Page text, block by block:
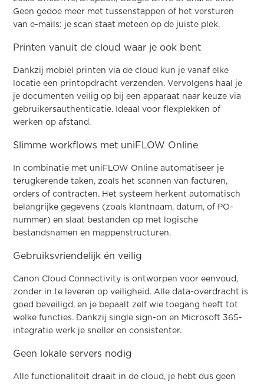
Geen gedoe meer met tussenstappen of het versturen
van e-mails: je scan staat meteen op de juiste plek.
Printen vanuit de cloud waar je ook bent
Dankzij mobiel printen via de cloud kun je vanaf elke
locatie een printopdracht verzenden. Vervolgens haal je
je documenten veilig op bij een apparaat naar keuze via
gebruikersauthenticatie. Ideaal voor flexplekken of
werken op afstand.
Slimme workflows met uniFLOW Online
In combinatie met uniFLOW Online automatiseer je
terugkerende taken, zoals het scannen van facturen,
orders of contracten. Het systeem herkent automatisch
belangrijke gegevens (zoals klantnaam, datum, of PO-
nummer) en slaat bestanden op met logische
bestandsnamen en mappenstructuren.
Gebruiksvriendelijk én veilig
Canon Cloud Connectivity is ontworpen voor eenvoud,
zonder in te leveren op veiligheid. Alle data-overdracht is
goed beveiligd, en je bepaalt zelf wie toegang heeft tot
welke functies. Dankzij single sign-on en Microsoft 365-
integratie werk je sneller en consistenter.
Geen lokale servers nodig
Alle functionaliteit draait in de cloud, je hebt dus geen